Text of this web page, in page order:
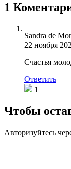
1
Sandra de
22 ноября
Счастья
Ответить
1
Чтобы
Авторизуйтесь